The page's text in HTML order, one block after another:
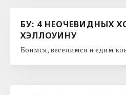
БУ: 4 НЕОЧЕВИДНЫХ
ХЭЛЛОУИНУ
Боимся, веселимся и едим